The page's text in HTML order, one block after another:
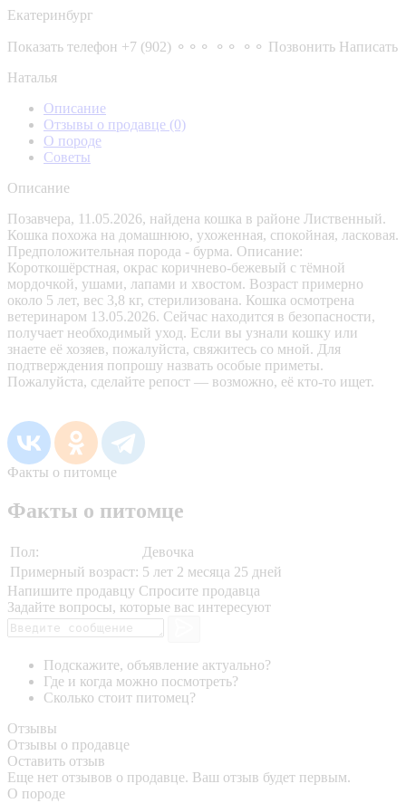
Екатеринбург
Показать телефон +7 (902) ⚬⚬⚬ ⚬⚬ ⚬⚬ Позвонить Написать
Наталья
Описание
Отзывы о продавце (0)
О породе
Советы
Описание
Позавчера, 11.05.2026, найдена кошка в районе Лиственный.
Кошка похожа на домашнюю, ухоженная, спокойная, ласковая.
Предположительная порода - бурма. Описание:
Короткошёрстная, окрас коричнево-бежевый с тёмной
мордочкой, ушами, лапами и хвостом. Возраст примерно
около 5 лет, вес 3,8 кг, стерилизована. Кошка осмотрена
ветеринаром 13.05.2026. Сейчас находится в безопасности,
получает необходимый уход. Если вы узнали кошку или
знаете её хозяев, пожалуйста, свяжитесь со мной. Для
подтверждения попрошу назвать особые приметы.
Пожалуйста, сделайте репост — возможно, её кто-то ищет.
Факты о питомце
Факты о питомце
Пол:
Девочка
Примерный возраст: 5 лет 2 месяца 25 дней
Напишите продавцу Спросите продавца
Задайте вопросы, которые вас интересуют
Подскажите, объявление актуально?
Где и когда можно посмотреть?
Сколько стоит питомец?
Отзывы
Отзывы о продавце
Оставить отзыв
Еще нет отзывов о продавце. Ваш отзыв будет первым.
О породе